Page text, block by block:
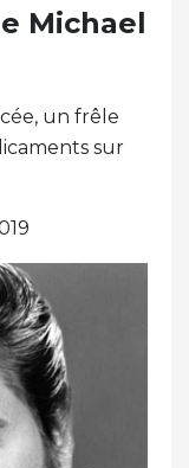
Michael
un frêle
sur